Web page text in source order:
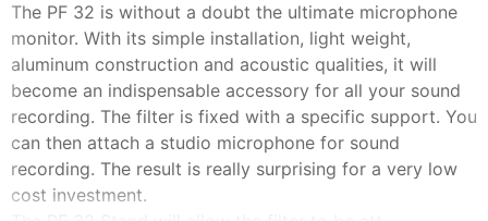
The PF 32 is without a doubt the ultimate microphone
monitor. With its simple installation, light weight,
aluminum construction and acoustic qualities, it will
become an indispensable accessory for all your sound
recording. The filter is fixed with a specific support. You
can then attach a studio microphone for sound
recording. The result is really surprising for a very low
cost investment.